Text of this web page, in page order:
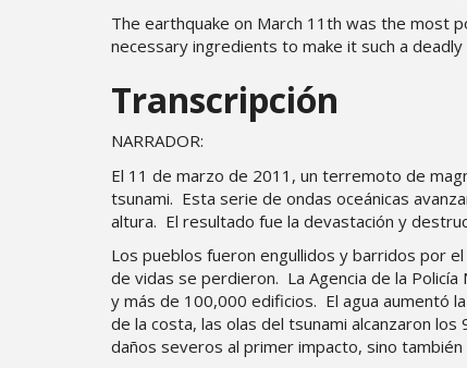
The earthquake on March 11th was the most
necessary ingredients to make it such a
Transcripción
NARRADOR:
El 11 de marzo de 2011, un terremoto de
tsunami. Esta serie de ondas oceánicas
altura. El resultado fue la devastación y
Los pueblos fueron engullidos y barridos por
de vidas se perdieron. La Agencia de la
y más de 100,000 edificios. El agua aumentó
de la costa, las olas del tsunami alcanzaron
daños severos al primer impacto, sino